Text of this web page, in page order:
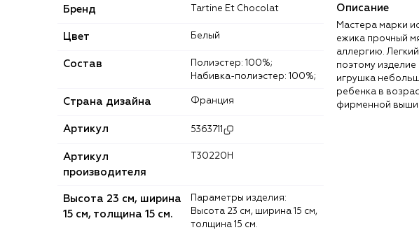
Бренд Tartine Et Chocolat
Цвет Белый
Состав
Набивка-полиэстер: 100%;
Страна дизайна Франция
Артикул 5363711
Артикул
производителя
T30220H
Высота 23 см, ширина
15 см, толщина 15 см.
Высота 23 см, ширина 15 см,
толщина 15 см.
Описание
Мастера марки
ежика прочный
аллергию.
поэтому
игрушка
ребенка в
фирменной